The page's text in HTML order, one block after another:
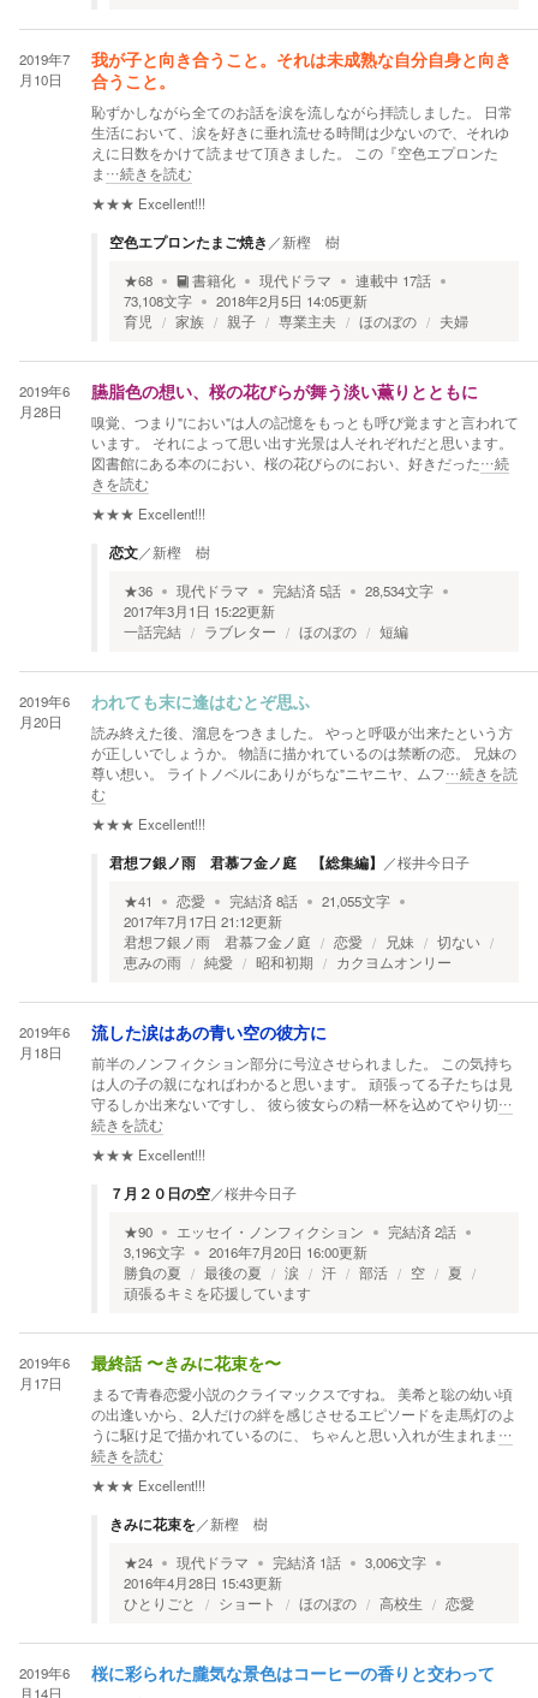
2019年7
月10日
我が子と向き合うこと。それは未成熟な自分自身と向き
合うこと。
恥ずかしながら全てのお話を涙を流しながら拝読しました。 日常
生活において、涙を好きに垂れ流せる時間は少ないので、それゆ
えに日数をかけて読ませて頂きました。 この『空色エプロンた
ま …続きを読む
★★★ Excellent!!!
空色エプロンたまご焼き ／新樫 樹
★68 書籍化 現代ドラマ 連載中 17話
73,108文字 2018年2月5日 14:05更新
育児
家族 親子 専業主夫 ほのぼの 夫婦
2019年6
月28日
臙脂色の想い、桜の花びらが舞う淡い薫りとともに
嗅覚、つまり"におい"は人の記憶をもっとも呼び覚ますと言われて
います。 それによって思い出す光景は人それぞれだと思います。
図書館にある本のにおい、桜の花びらのにおい、好きだった…続
きを読む
★★★ Excellent!!!
恋文／新樫 樹
★36 現代ドラマ 完結済5話 28,534文字
2017年3月1日 15:22更新
一話完結
ラブレター ほのぼの 短編
2019年6
月20日
われても末に逢はむとぞ思ふ
読み終えた後、溜息をつきました。 やっと呼吸が出来たという方
が正しいでしょうか。 物語に描かれているのは禁断の恋。 兄妹の
尊い想い。 ライトノベルにありがちな"ニヤニヤ、ムフ…続きを読
む
★★★ Excellent!!!
君想フ銀ノ雨 君慕フ金ノ庭 【総集編】 ／桜井今日子
★41 恋愛 完結済8話 21,055文字
2017年7月17日 21:12更新
君想フ銀ノ雨 君慕フ金ノ庭
恋愛 兄妹
切ない
恵みの雨
純愛 昭和初期 カクヨムオンリー
2019年6
月18日
流した涙はあの青い空の彼方に
前半のノンフィクション部分に号泣させられました。 この気持ち
は人の子の親になればわかると思います。 頑張ってる子たちは見
守るしか出来ないですし、 彼ら彼女らの精一杯を込めてやり切…
続きを読む
★★★ Excellent!!!
７月２０日の空／桜井今日子
★90 エッセイ・ノンフィクション 完結済2話
3,196文字 2016年7月20日 16:00更新
勝負の夏
最後の夏 涙 汗 部活 空
夏
頑張るキミを応援しています
2019年6
月17日
最終話 〜きみに花束を〜
まるで青春恋愛小説のクライマックスですね。 美希と聡の幼い頃
の出逢いから、2人だけの絆を感じさせるエピソードを走馬灯のよ
うに駆け足で描かれているのに、 ちゃんと思い入れが生まれま …
続きを読む
★★★ Excellent!!!
きみに花束を／新樫 樹
★24 現代ドラマ 完結済 1話 3,006文字
2016年4月28日 15:43更新
ひとりごと
ショート ほのぼの 高校生 恋愛
2019年6
月14日
桜に彩られた朧気な景色はコーヒーの香りと交わって